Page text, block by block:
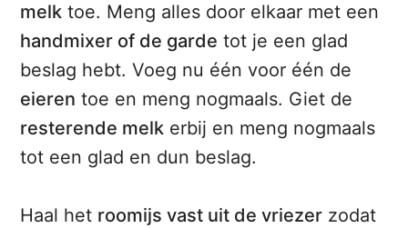
melk toe. Meng alles door elkaar met een
handmixer of de garde tot je een glad
beslag hebt. Voeg nu één voor één de
eieren toe en meng nogmaals. Giet de
resterende melk erbij en meng nogmaals
tot een glad en dun beslag.
Haal het roomijs vast uit de vriezer zodat